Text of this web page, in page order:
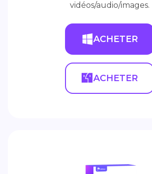
vidéos/audio/images.
ACHETER
ACHETER